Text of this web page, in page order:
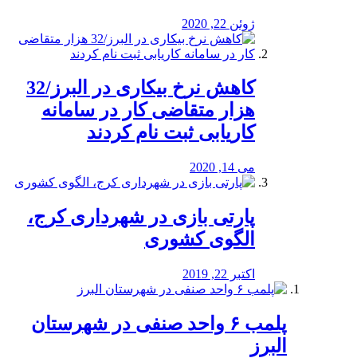
ژوئن 22, 2020
کاهش نرخ بیکاری در البرز/32
هزار متقاضی کار در سامانه
کاریابی ثبت نام کردند
می 14, 2020
پارتی بازی در شهرداری کرج،
الگوی کشوری
اکتبر 22, 2019
پلمب ۶ واحد صنفی در شهرستان
البرز